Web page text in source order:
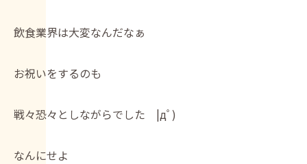
飲食業界は大変なんだなぁ
お祝いをするのも
戦々恐々としながらでした |дﾟ)
なんにせよ